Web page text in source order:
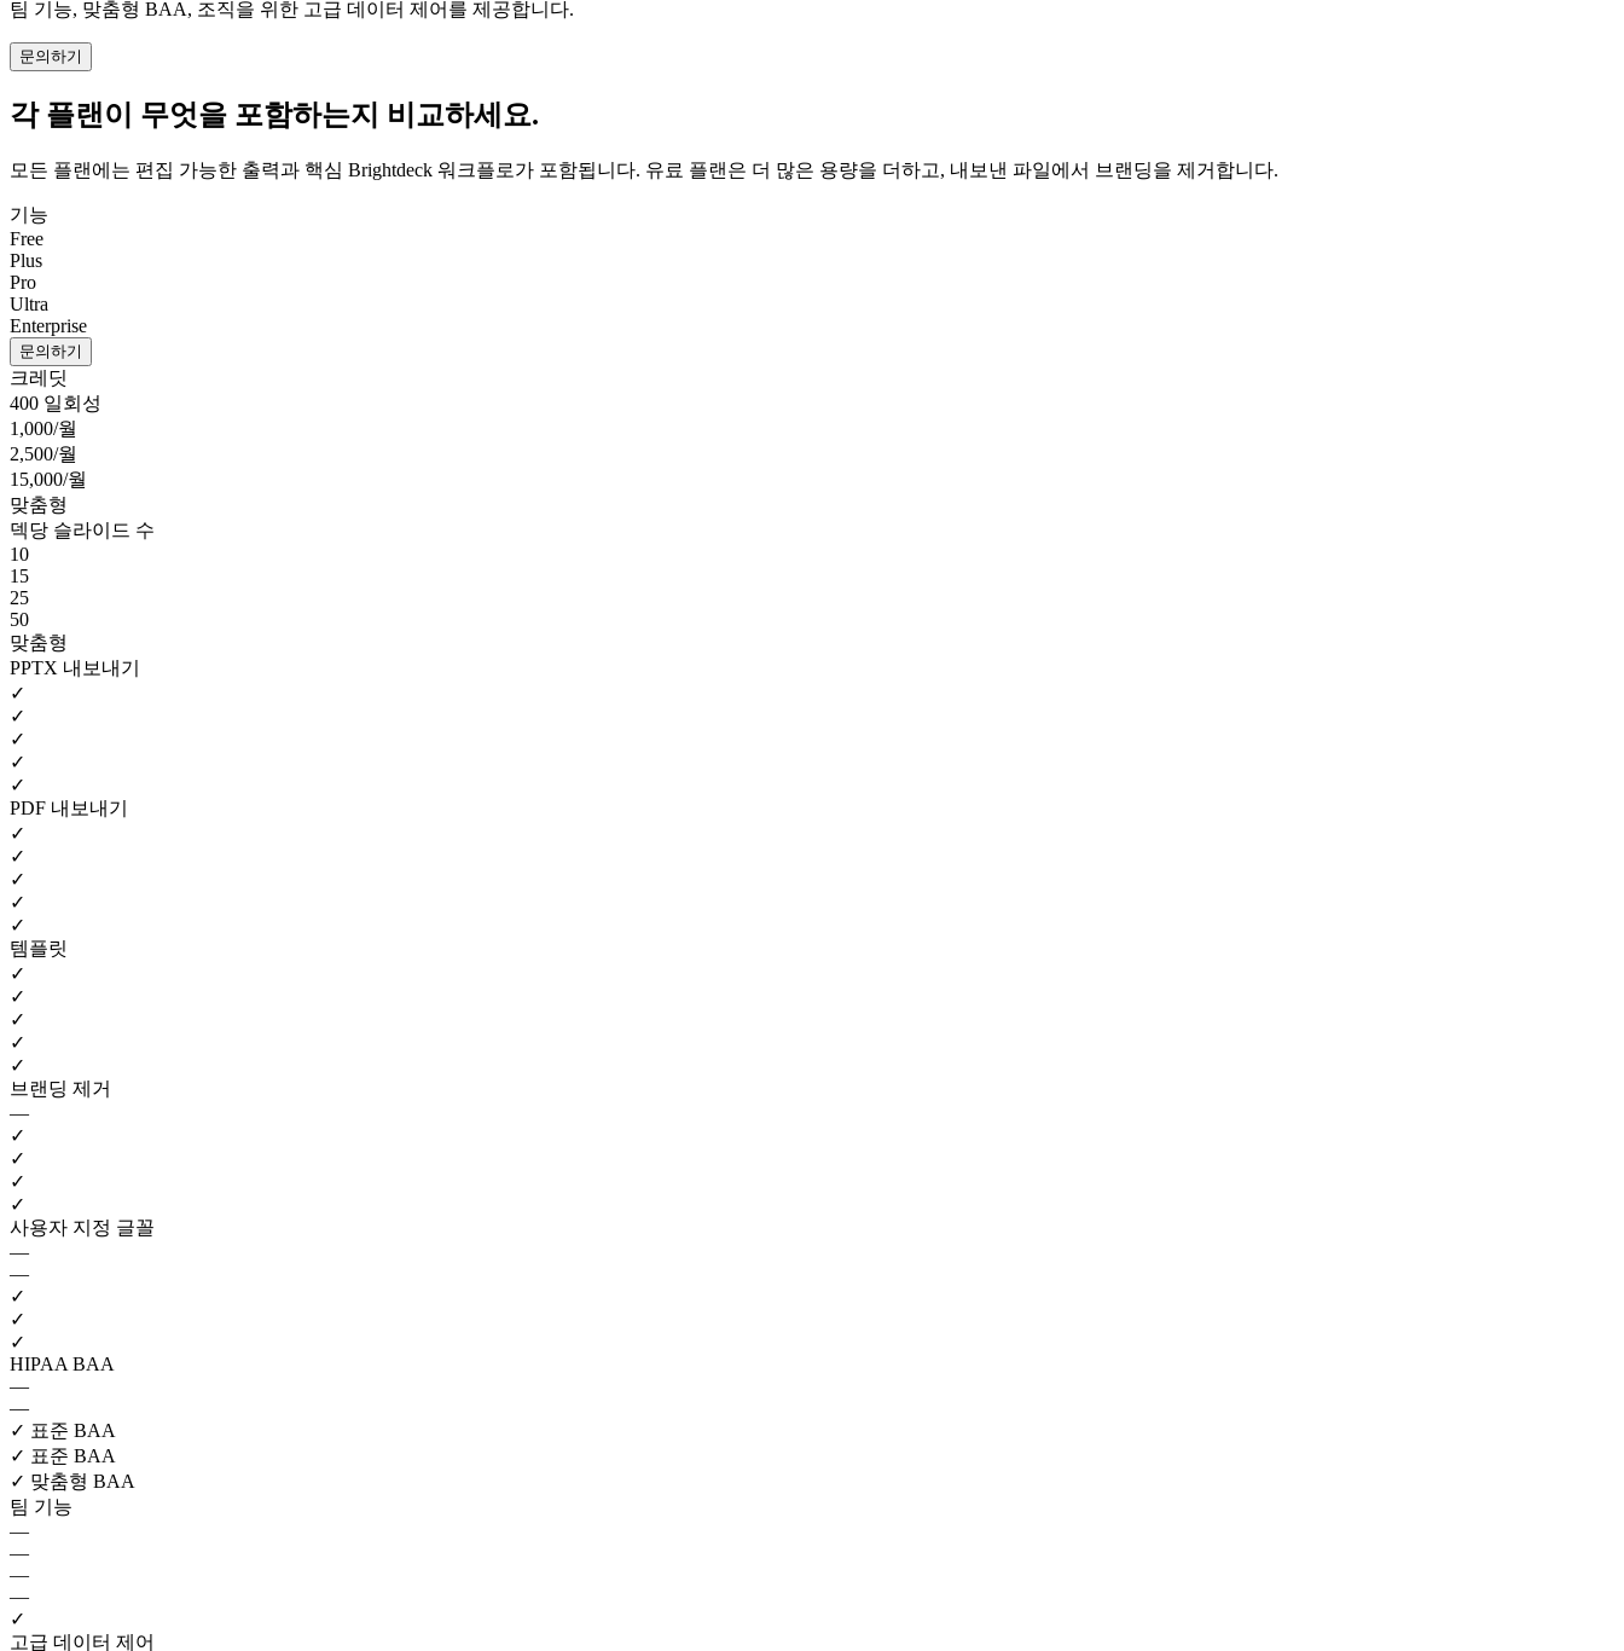
팀 기능, 맞춤형 BAA, 조직을 위한 고급 데이터 제어를 제공합니다.
문의하기
각 플랜이 무엇을 포함하는지 비교하세요.
모든 플랜에는 편집 가능한 출력과 핵심 Brightdeck 워크플로가 포함됩니다. 유료 플랜은 더 많은 용량을 더하고, 내보낸 파일에서 브랜딩을 제거합니다.
기능
Free
Plus
Pro
Ultra
Enterprise
문의하기
크레딧
400 일회성
1,000/월
2,500/월
15,000/월
맞춤형
덱당 슬라이드 수
10
15
25
50
맞춤형
PPTX 내보내기
✓
✓
✓
✓
✓
PDF 내보내기
✓
✓
✓
✓
✓
템플릿
✓
✓
✓
✓
✓
브랜딩 제거
—
✓
✓
✓
✓
사용자 지정 글꼴
—
—
✓
✓
✓
HIPAA BAA
—
—
✓ 표준 BAA
✓ 표준 BAA
✓ 맞춤형 BAA
팀 기능
—
—
—
—
✓
고급 데이터 제어